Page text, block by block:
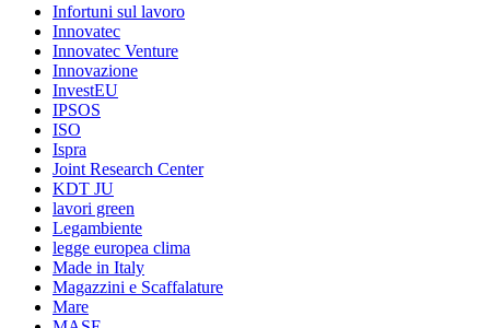
Infortuni sul lavoro
Innovatec
Innovatec Venture
Innovazione
InvestEU
IPSOS
ISO
Ispra
Joint Research Center
KDT JU
lavori green
Legambiente
legge europea clima
Made in Italy
Magazzini e Scaffalature
Mare